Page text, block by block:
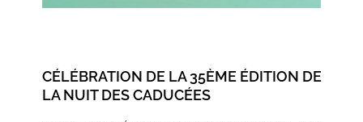
CÉLÉBRATION DE LA 35ÈME ÉDITION DE
LA NUIT DES CADUCÉES